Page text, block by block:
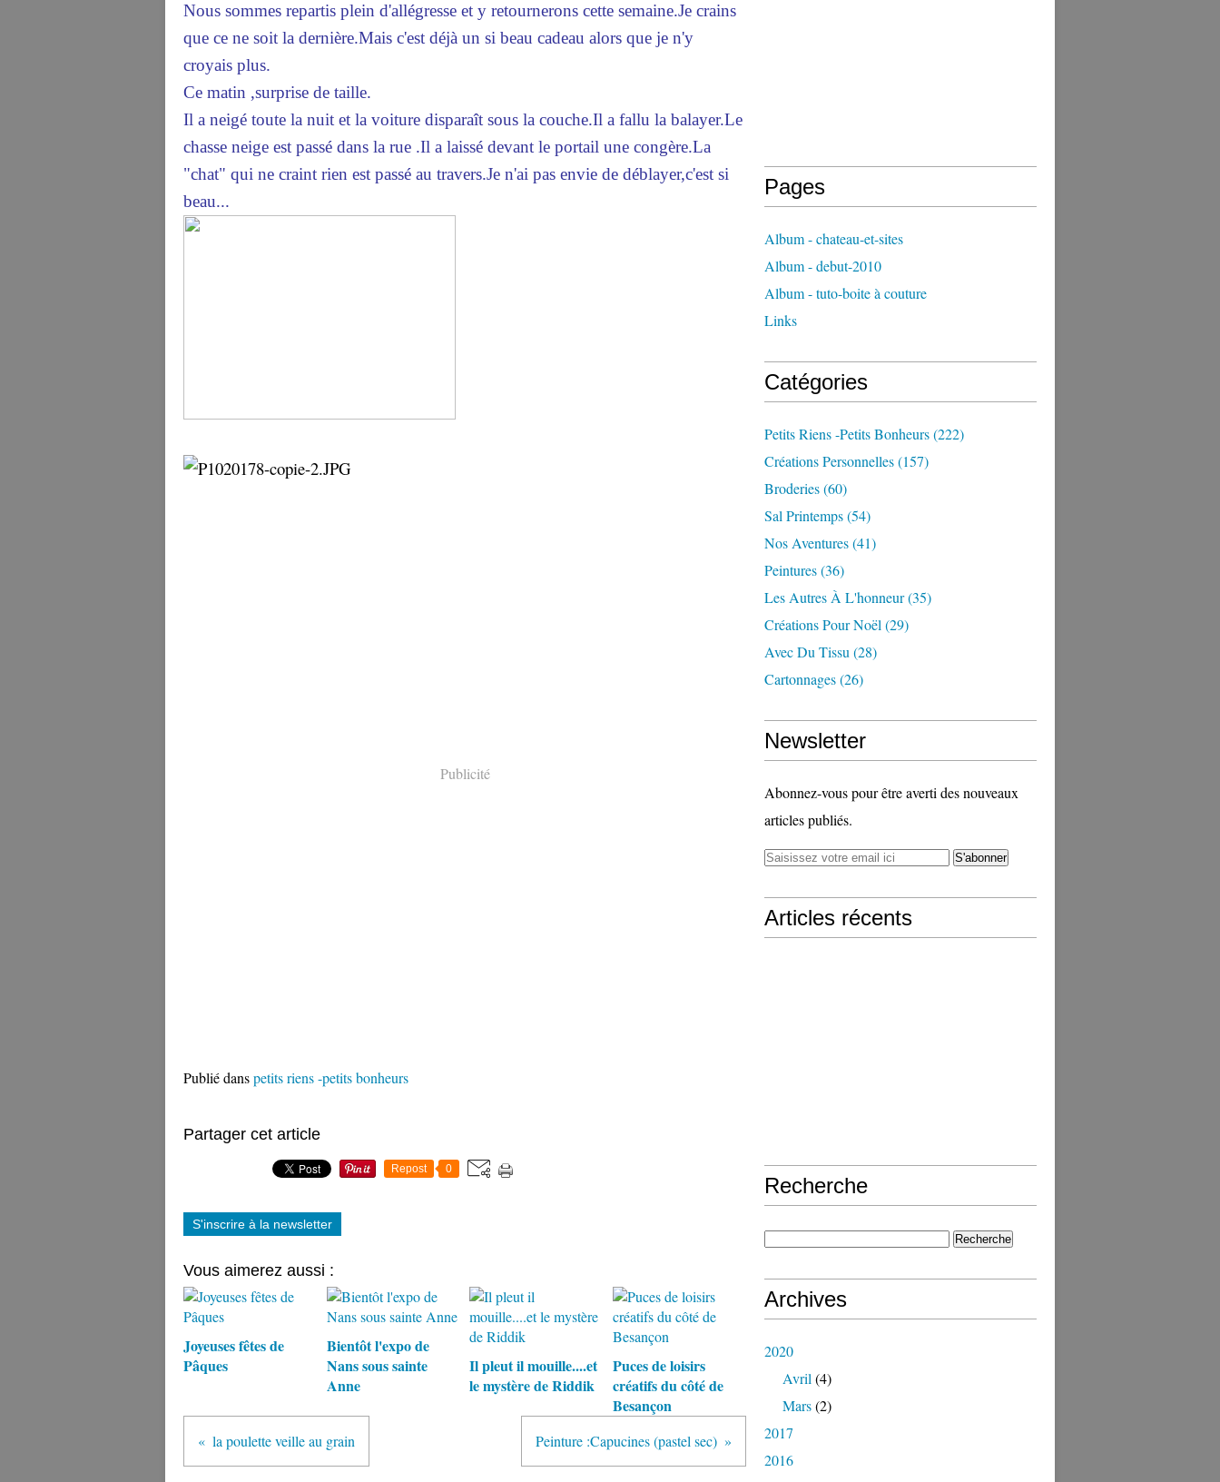
Nous sommes repartis plein d'allégresse et y retournerons cette semaine.Je crains
que ce ne soit la dernière.Mais c'est déjà un si beau cadeau alors que je n'y
croyais plus.
Ce matin ,surprise de taille.
Il a neigé toute la nuit et la voiture disparaît sous la couche.Il a fallu la balayer.Le
chasse neige est passé dans la rue .Il a laissé devant le portail une congère.La
"chat" qui ne craint rien est passé au travers.Je n'ai pas envie de déblayer,c'est si
beau...
Publicité
Publié danspetits riens -petits bonheurs
Partager cet article
Repost 0
S'inscrire à la newsletter
Vous aimerez aussi :
Joyeuses fêtes de
Pâques
Bientôt l'expo de
Nans sous sainte
Anne
Il pleut il mouille....et
le mystère de Riddik
Puces de loisirs
créatifs du côté de
Besançon
la poulette veille au grain Peinture :Capucines (pastel sec)
Pages
Album - chateau-et-sites
Album - debut-2010
Album - tuto-boite à couture
Links
Catégories
Petits Riens -petits Bonheurs(222)
Créations Personnelles(157)
Broderies(60)
Sal Printemps(54)
Nos Aventures(41)
Peintures(36)
Les Autres À L'honneur(35)
Créations Pour Noël (29)
Avec Du Tissu (28)
Cartonnages(26)
Newsletter
Abonnez-vous pour être averti des nouveaux
articles publiés.
Articles récents
Recherche
Archives
2020
Avril (4)
Mars(2)
2017
2016